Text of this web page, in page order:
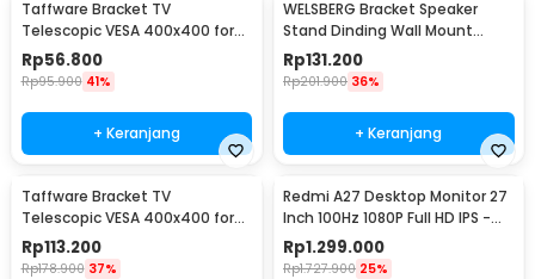
Taffware Bracket TV
Telescopic VESA 400x400 for
14-55 Inch TV - HDL-117B-2
Rp56.800
Rp95.900 41%
+ Keranjang
WELSBERG Bracket Speaker
Stand Dinding Wall Mount
Telescopic 2 PCS - SPS-501
Rp131.200
Rp201.900 36%
+ Keranjang
Taffware Bracket TV
Telescopic VESA 400x400 for
32-65 Inch TV - P4
Rp113.200
Rp178.900 37%
Redmi A27 Desktop Monitor 27
Inch 100Hz 1080P Full HD IPS -
A27
Rp1.299.000
Rp1.727.900 25%